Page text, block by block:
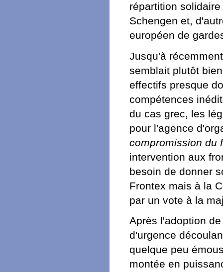
répartition
Schengen et,
européen de
Jusqu'à
semblait plutôt
effectifs presque
compétences
du cas grec, les
pour l'agence
compromission du
intervention aux
besoin de donner
Frontex mais à la
par un vote à la
Après l'adoption
d'urgence
quelque peu
montée en